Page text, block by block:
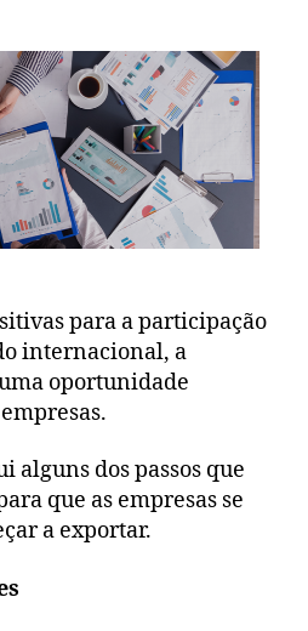
para a participação
internacional, a
oportunidade
alguns dos passos que
que as empresas se
a exportar.